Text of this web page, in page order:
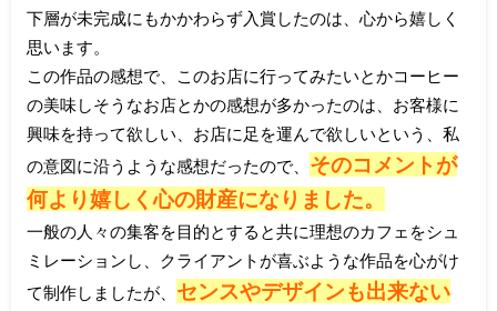
下層が未完成にもかかわらず入賞したのは、心から嬉しく
思います。
この作品の感想で、このお店に行ってみたいとかコーヒー
の美味しそうなお店とかの感想が多かったのは、お客様に
興味を持って欲しい、お店に足を運んで欲しいという、私
の意図に沿うような感想だったので、 そのコメントが
何より嬉しく心の財産になりました。
一般の人々の集客を目的とすると共に理想のカフェをシュ
ミレーションし、クライアントが喜ぶような作品を心がけ
て制作しましたが、 センスやデザインも出来ない